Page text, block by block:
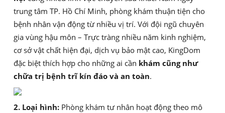
trung tâm TP. Hồ Chí Minh, phòng khám thuận tiện cho
bệnh nhân vận động từ nhiều vị trí. Với đội ngũ chuyên
gia vùng hậu môn – Trực tràng nhiều năm kinh nghiệm,
cơ sở vật chất hiện đại, dịch vụ bảo mật cao, KingDom
đặc biệt thích hợp cho những ai cần khám cũng như
chữa trị bệnh trĩ kín đáo và an toàn.
2. Loại hình: Phòng khám tư nhân hoạt động theo mô